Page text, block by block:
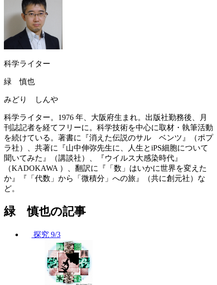
科学ライター
緑 慎也
みどり しんや
科学ライター。1976 年、大阪府生まれ。出版社勤務後、月
刊誌記者を経てフリーに。科学技術を中心に取材・執筆活動
を続けている。著書に『消えた伝説のサル ベンツ』（ポプ
ラ社）、共著に『山中伸弥先生に、人生とiPS細胞について
聞いてみた』（講談社）、『ウイルス大感染時代』
（KADOKAWA ）、翻訳に『「数」はいかに世界を変えた
か』『「代数」から「微積分」への旅』（共に創元社）な
ど。
緑 慎也の記事
探究 9/3